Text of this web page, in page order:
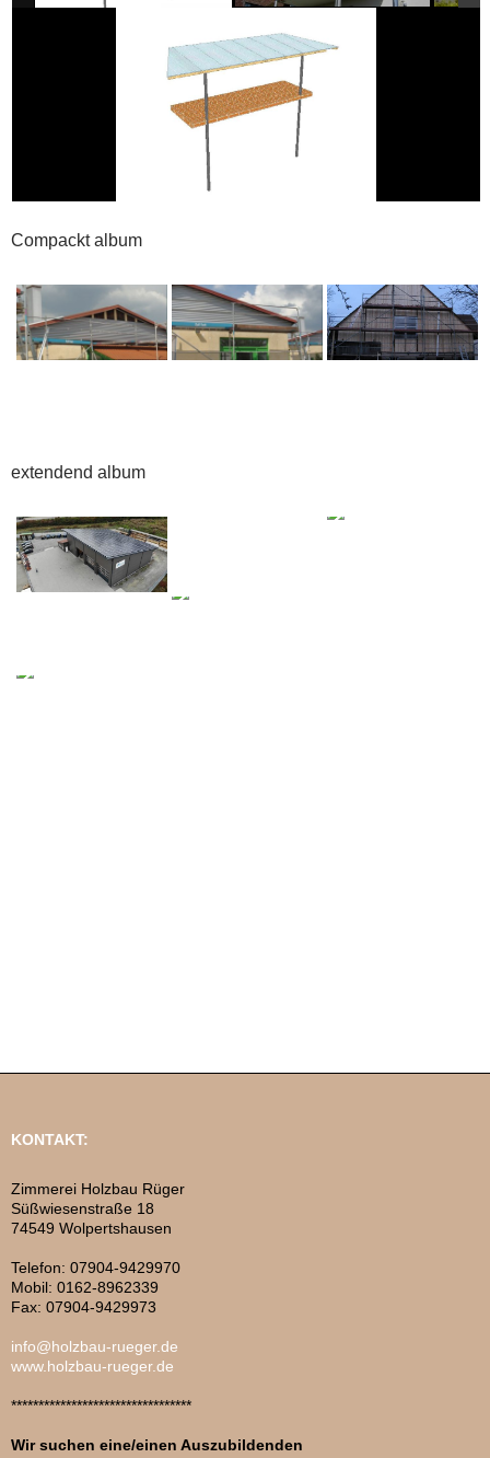
Compackt album
extendend album
KONTAKT:
Zimmerei Holzbau Rüger
Süßwiesenstraße 18
74549 Wolpertshausen
Telefon: 07904-9429970
Mobil: 0162-8962339
Fax: 07904-9429973
info@holzbau-rueger.de
www.holzbau-rueger.de
*********************************
Wir suchen eine/einen Auszubildenden